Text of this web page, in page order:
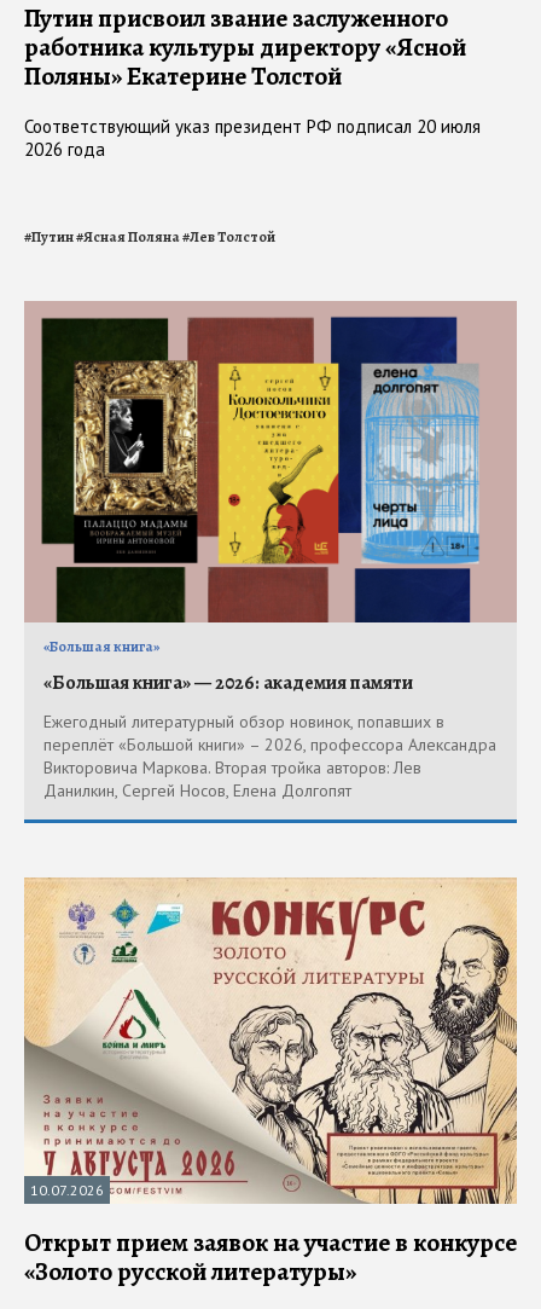
Путин присвоил звание заслуженного
работника культуры директору «Ясной
Поляны» Екатерине Толстой
Соответствующий указ президент РФ подписал 20 июля
2026 года
#Путин#Ясная Поляна#Лев Толстой
«Большая книга»
«Большая книга» — 2026: академия памяти
Ежегодный литературный обзор новинок, попавших в
переплёт «Большой книги» – 2026, профессора Александра
Викторовича Маркова. Вторая тройка авторов: Лев
Данилкин, Сергей Носов, Елена Долгопят
10.07.2026
Открыт прием заявок на участие в конкурсе
«Золото русской литературы»